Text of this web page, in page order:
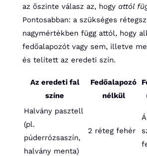
az őszinte válasz az, hogy attól
Pontosabban: a szükséges
nagymértékben függ attól, hogy
fedőalapozót vagy sem, illetve
és telített az eredeti szín.
Az eredeti fal
színe
Fedőalapozó
nélkül
Halvány pasztell
(pl.
púderrózsaszín,
halvány menta)
2 réteg fehér